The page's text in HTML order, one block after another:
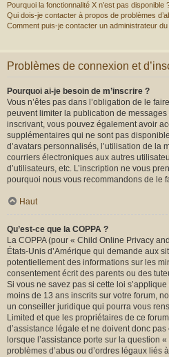
Pourquoi la fonctionnalité X n’est pas disponible
Qui dois-je contacter à propos de problèmes
Comment puis-je contacter un administrateur
Problèmes de connexion et
Pourquoi ai-je besoin de m’inscrire ?
Vous n’êtes pas dans l’obligation de le
peuvent limiter la publication de
inscrivant, vous pouvez également avoir
supplémentaires qui ne sont pas
d’avatars personnalisés, l’utilisation de la
courriers électroniques aux autres
d’utilisateurs, etc. L’inscription ne vous
pourquoi nous vous recommandons de le
Haut
Qu’est-ce que la COPPA ?
La COPPA (pour « Child Online Privacy
États-Unis d’Amérique qui demande aux
potentiellement des informations sur les
consentement écrit des parents ou des
Si vous ne savez pas si cette loi
moins de 13 ans inscrits sur votre forum,
un conseiller juridique qui pourra vous
Limited et que les propriétaires de ce
d’assistance légale et ne doivent donc
lorsque l’assistance porte sur la question
problèmes d’abus ou d’ordres légaux liés